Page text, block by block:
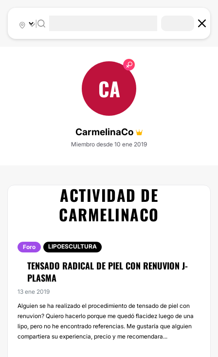
|
CA
CarmelinaCo
Miembro desde 10 ene 2019
ACTIVIDAD DE
CARMELINACO
Foro LIPOESCULTURA
TENSADO RADICAL DE PIEL CON RENUVION J-
PLASMA
13 ene 2019
Alguien se ha realizado el procedimiento de tensado de piel con
renuvion? Quiero hacerlo porque me quedó flacidez luego de una
lipo, pero no he encontrado referencias. Me gustaría que alguien
compartiera su experiencia, precio y me recomendara...